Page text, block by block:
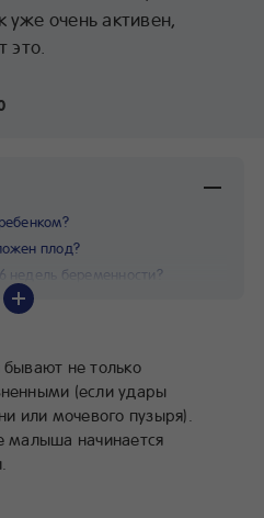
уже очень активен,
плод?
недель беременности?
мамы?
беременности я чувствую
не только
(если удары
или мочевого пузыря).
малыша начинается